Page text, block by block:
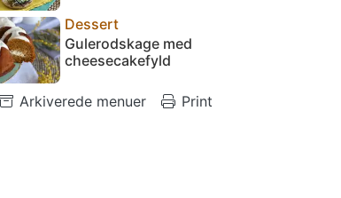
Dessert
Gulerodskage med
cheesecakefyld
Arkiverede menuer Print